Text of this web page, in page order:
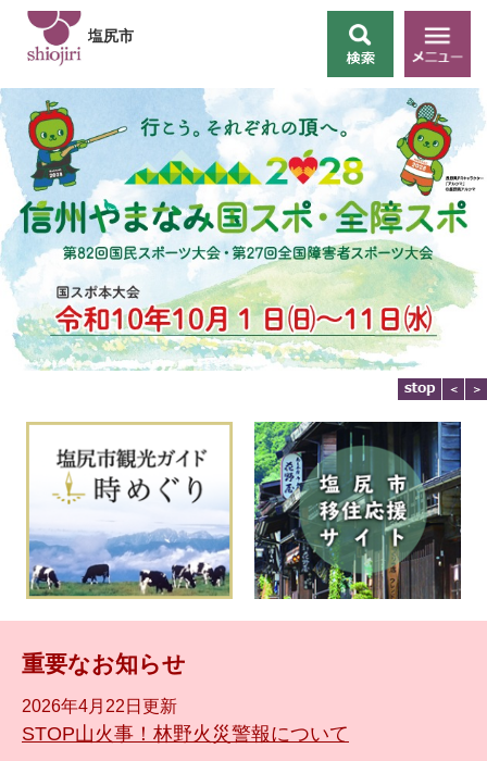
先
頭
で
す
を
飛
ば
し
本
文
メ
ニ
ュ
ー
塩尻市
重要なお知らせ
2026年4月22日更新
STOP山火事！林野火災警報について